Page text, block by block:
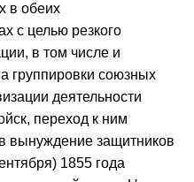
в обеих
с целью резкого
в том числе и
группировки союзных
деятельности
переход к ним
вынуждение защитников
1855 года